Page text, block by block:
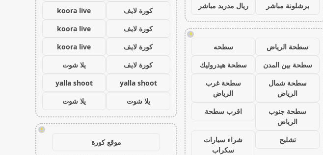
برشلونة مباشر
ريال مدريد مباشر
!
سطحة الرياض
سطحه
سطحة بين المدن
سطحة هيدروليك
سطحة شمال
الرياض
سطحة غرب
الرياض
سطحة جنوب
الرياض
اقرب سطحة
تشليح
شراء سيارات
سكراب
كورة لايف
koora live
كورة لايف
koora live
كورة لايف
koora live
كورة لايف
يلا شوت
yalla shoot
yalla shoot
يلا شوت
يلا شوت
!
موقع كورة